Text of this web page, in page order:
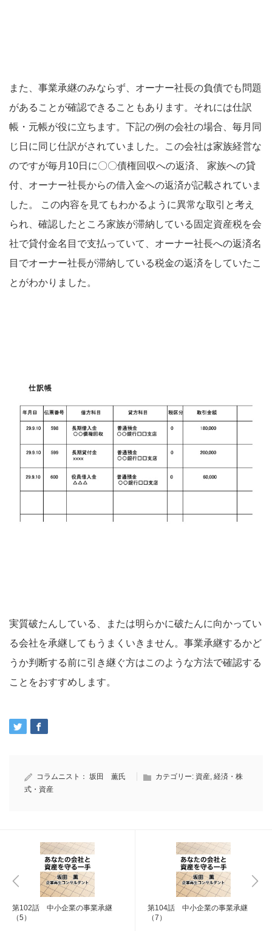
また、事業承継のみならず、オーナー社長の負債でも問題
があることが確認できることもあります。それには仕訳
帳・元帳が役に立ちます。下記の例の会社の場合、毎月同
じ日に同じ仕訳がされていました。この会社は家族経営な
のですが毎月10日に〇〇債権回収への返済、 家族への貸
付、オーナー社長からの借入金への返済が記載されていま
した。 この内容を見てもわかるように異常な取引と考え
られ、確認したところ家族が滞納している固定資産税を会
社で貸付金名目で支払っていて、オーナー社長への返済名
目でオーナー社長が滞納している税金の返済をしていたこ
とがわかりました。
実質破たんしている、または明らかに破たんに向かってい
る会社を承継してもうまくいきません。事業承継するかど
うか判断する前に引き継ぐ方はこのような方法で確認する
ことをおすすめします。
コラムニスト： 坂田 薫氏 カテゴリー: 資産 経済・株
式・資産
第102話 中小企業の事業承継
（5）
第104話 中小企業の事業承継
（7）